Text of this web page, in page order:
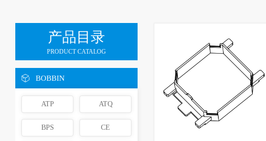
产品目录
PRODUCT CATALOG
BOBBIN
ATP ATQ
BPS CE